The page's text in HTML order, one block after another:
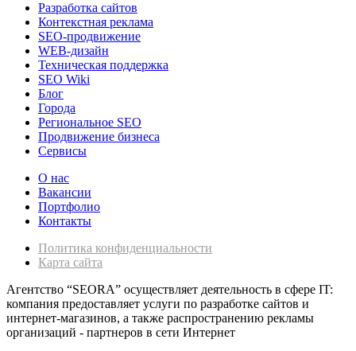
Разработка сайтов
Контекстная реклама
SEO-продвижение
WEB-дизайн
Техническая поддержка
SEO Wiki
Блог
Города
Региональное SEO
Продвижение бизнеса
Сервисы
О нас
Вакансии
Портфолио
Контакты
Политика конфиденциальности
Карта сайта
Агентство “SEORA” осуществляет деятельность в сфере IT:
компания предоставляет услуги по разработке сайтов и
интернет-магазинов, а также распространению рекламы
организаций - партнеров в сети Интернет